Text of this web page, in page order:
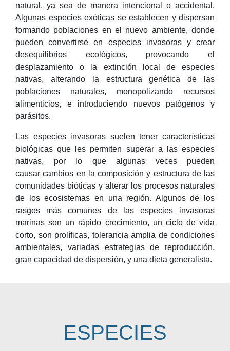
natural, ya sea de manera intencional o accidental.
Algunas especies exóticas se establecen y dispersan
formando poblaciones en el nuevo ambiente, donde
pueden convertirse en especies invasoras y crear
desequilibrios ecológicos, provocando el
desplazamiento o la extinción local de especies
nativas, alterando la estructura genética de las
poblaciones naturales, monopolizando recursos
alimenticios, e introduciendo nuevos patógenos y
parásitos.
Las especies invasoras suelen tener características
biológicas que les permiten superar a las especies
nativas, por lo que algunas veces pueden
causar cambios en la composición y estructura de las
comunidades bióticas y alterar los procesos naturales
de los ecosistemas en una región. Algunos de los
rasgos más comunes de las especies invasoras
marinas son un rápido crecimiento, un ciclo de vida
corto, son prolíficas, tolerancia amplia de condiciones
ambientales, variadas estrategias de reproducción,
gran capacidad de dispersión, y una dieta generalista.
ESPECIES